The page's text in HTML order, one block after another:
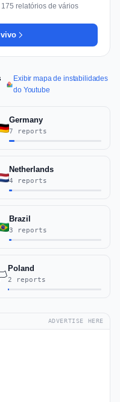
relatórios de vários
Exibir mapa de instabilidades
do Youtube
Germany
7 reports
Netherlands
4 reports
Brazil
3 reports
Poland
2 reports
ADVERTISE HERE